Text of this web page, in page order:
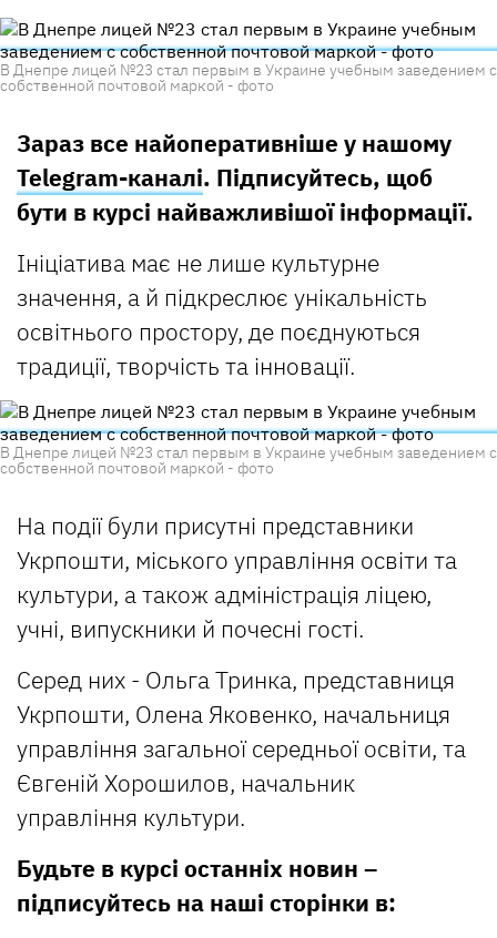
В Днепре лицей №23 стал первым в Украине учебным заведением с
собственной почтовой маркой - фото
Зараз все найоперативніше у нашому
Telegram-каналі. Підписуйтесь, щоб
бути в курсі найважливішої інформації.
Ініціатива має не лише культурне
значення, а й підкреслює унікальність
освітнього простору, де поєднуються
традиції, творчість та інновації.
В Днепре лицей №23 стал первым в Украине учебным заведением с
собственной почтовой маркой - фото
На події були присутні представники
Укрпошти, міського управління освіти та
культури, а також адміністрація ліцею,
учні, випускники й почесні гості.
Серед них - Ольга Тринка, представниця
Укрпошти, Олена Яковенко, начальниця
управління загальної середньої освіти, та
Євгеній Хорошилов, начальник
управління культури.
Будьте в курсі останніх новин –
підписуйтесь на наші сторінки в: